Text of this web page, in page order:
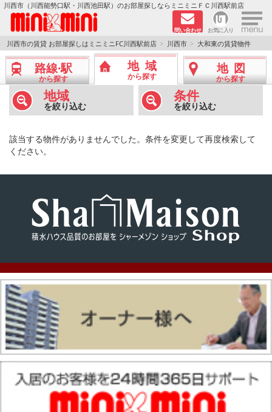
川西市（川西能勢口駅・川西池田駅）のお部屋探しならミニミニＦＣ川西駅前店
問い合わせ お気に入り ×
TOPページ
新築物件
ペットOKの物件
路線·駅から探す
地図から探す
店舗情報·アクセス
会社概要
メールでお問い合わせ
川西市の賃貸 お部屋探しはミニミニFC川西駅前店 川西市 大和東の賃貸物件
路線·駅
から探す
地域
から探す
地図
から探す
地域
を絞り込む
条件
を絞り込む
該当する物件がありませんでした。条件を変更して再度検索して
ください。